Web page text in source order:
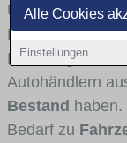
Alle Cookies
Einstellungen
Umlandverkehr
Fahrertypen die
Fahrzeuge
Autohändlern
Bestand
Bedarf zu